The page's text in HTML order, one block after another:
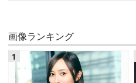
画像ランキング